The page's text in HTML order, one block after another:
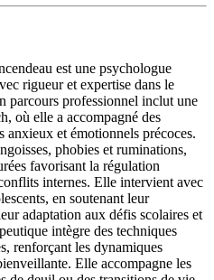
est une psychologue
rigueur et expertise dans le
parcours professionnel inclut une
où elle a accompagné des
anxieux et émotionnels précoces.
phobies et ruminations,
favorisant la régulation
internes. Elle intervient avec
en soutenant leur
adaptation aux défis scolaires et
intègre des techniques
renforçant les dynamiques
Elle accompagne les